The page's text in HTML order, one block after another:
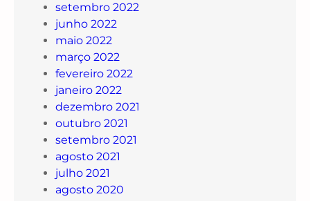
setembro 2022
junho 2022
maio 2022
março 2022
fevereiro 2022
janeiro 2022
dezembro 2021
outubro 2021
setembro 2021
agosto 2021
julho 2021
agosto 2020